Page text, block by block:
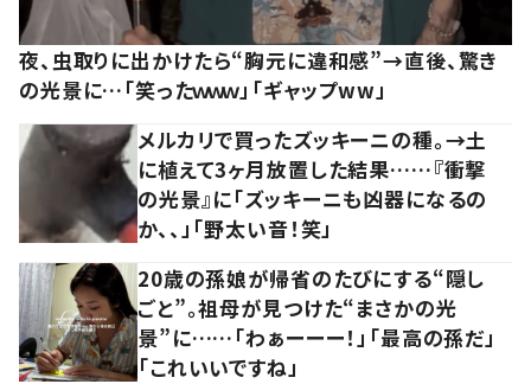
夜、虫取りに出かけたら“胸元に違和感”→直後、驚き
の光景に…「笑ったｗｗｗ」「ギャップww」
メルカリで買ったズッキーニの種。→土
に植えて3ヶ月放置した結果……『衝撃
の光景』に「ズッキーニも凶器になるの
か、、」「野太い音！笑」
20歳の孫娘が帰省のたびにする“隠し
ごと”。祖母が見つけた“まさかの光
景”に……「わぁーーー！」「最高の孫だ」
「これいいですね」